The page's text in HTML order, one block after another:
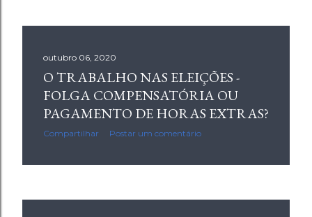
outubro 06, 2020
O TRABALHO NAS ELEIÇÕES -
FOLGA COMPENSATÓRIA OU
PAGAMENTO DE HORAS EXTRAS?
Compartilhar Postar um comentário